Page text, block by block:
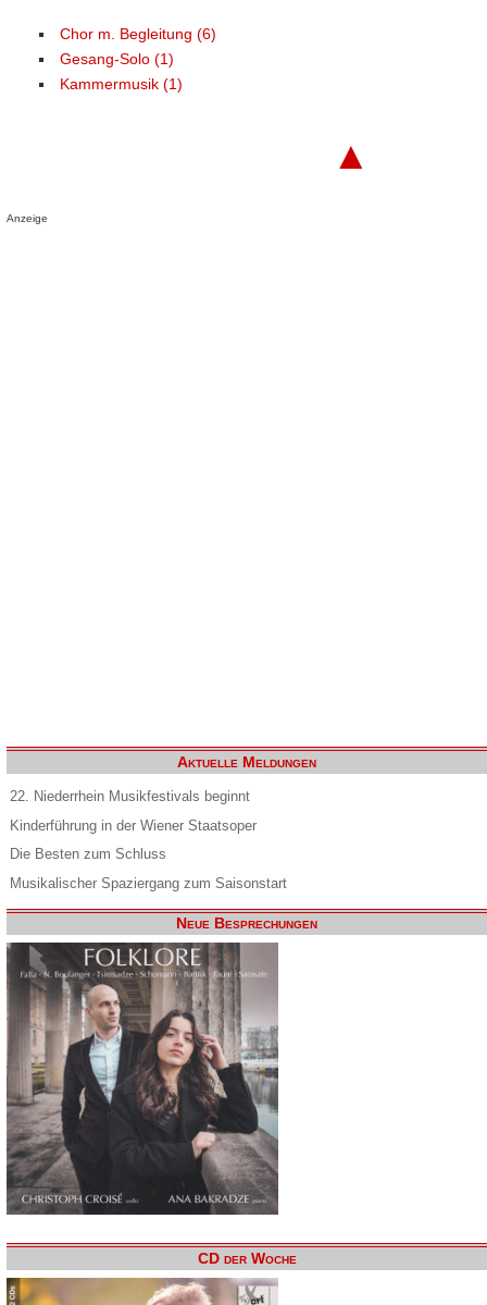
Chor m. Begleitung (6)
Gesang-Solo (1)
Kammermusik (1)
▲
Anzeige
Aktuelle Meldungen
22. Niederrhein Musikfestivals beginnt
Kinderführung in der Wiener Staatsoper
Die Besten zum Schluss
Musikalischer Spaziergang zum Saisonstart
Neue Besprechungen
CD der Woche